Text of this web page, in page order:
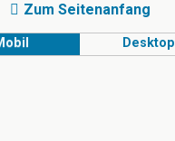
Zum Seitenanfang
Desktop